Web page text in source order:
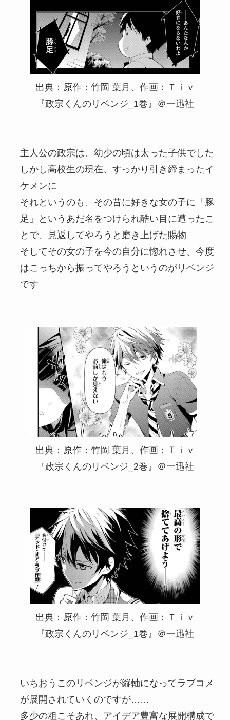
出典：原作：竹岡 葉月、作画：Ｔｉｖ
『政宗くんのリベンジ_1巻』＠一迅社
主人公の政宗は、幼少の頃は太った子供でした
しかし高校生の現在、すっかり引き締まったイ
ケメンに
それというのも、その昔に好きな女の子に「豚
足」というあだ名をつけられ酷い目に遭ったこ
とで、見返してやろうと磨き上げた賜物
そしてその女の子を今の自分に惚れさせ、今度
はこっちから振ってやろうというのがリベンジ
です
出典：原作：竹岡 葉月、作画：Ｔｉｖ
『政宗くんのリベンジ_2巻』＠一迅社
出典：原作：竹岡 葉月、作画：Ｔｉｖ
『政宗くんのリベンジ_1巻』＠一迅社
いちおうこのリベンジが縦軸になってラブコメ
が展開されていくのですが……
多少の粗こそあれ、アイデア豊富な展開構成で